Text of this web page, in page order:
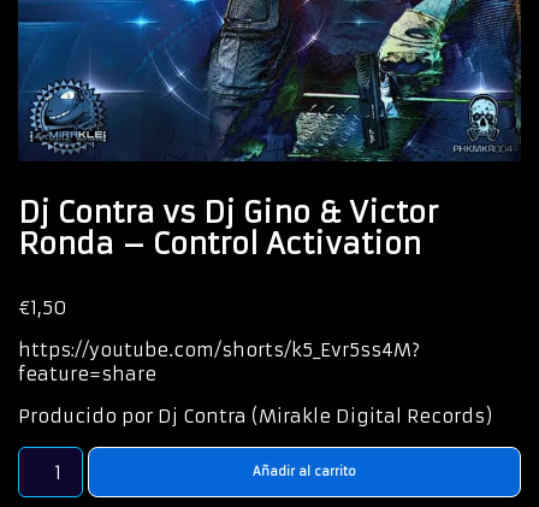
Dj Contra vs Dj Gino & Victor
Ronda – Control Activation
€1,50
https://youtube.com/shorts/k5_Evr5ss4M?
feature=share
Producido por Dj Contra (Mirakle Digital Records)
Añadir al carrito